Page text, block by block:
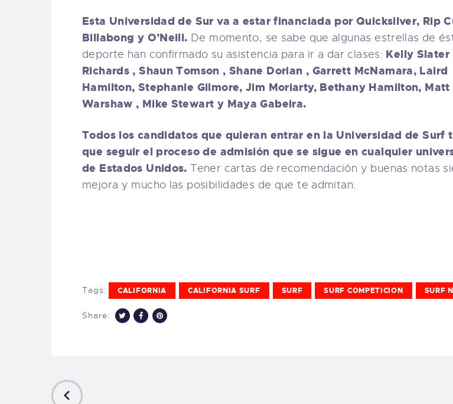
Esta Universidad de Sur va a estar financiada por Quicksilver, Rip
Billabong y O’Neill. De momento, se sabe que algunas estrellas de
deporte han confirmado su asistencia para ir a dar clases: Kelly Slater
Richards , Shaun Tomson , Shane Dorian , Garrett McNamara, Laird
Hamilton, Stephanie Gilmore, Jim Moriarty, Bethany Hamilton, Matt
Warshaw , Mike Stewart y Maya Gabeira.
Todos los candidatos que quieran entrar en la Universidad de Surf
que seguir el proceso de admisión que se sigue en cualquier
de Estados Unidos. Tener cartas de recomendación y buenas notas
mejora y mucho las posibilidades de que te admitan.
Tags: CALIFORNIA CALIFORNIA SURF SURF SURF COMPETICION SURF
Share: